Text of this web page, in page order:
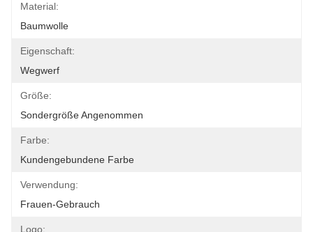
Material:
Baumwolle
Eigenschaft:
Wegwerf
Größe:
Sondergröße Angenommen
Farbe:
Kundengebundene Farbe
Verwendung:
Frauen-Gebrauch
Logo: